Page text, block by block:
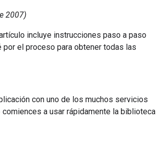
2007)
incluye instrucciones paso a paso
por el proceso para obtener todas las
con uno de los muchos servicios
a usar rápidamente la biblioteca